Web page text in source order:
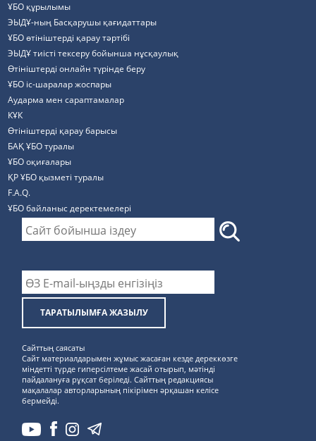
ҰБО құрылымы
ЭЫДҰ-ның Басқарушы қағидаттары
ҰБО өтініштерді қарау тәртібі
ЭЫДҰ тиісті тексеру бойынша нұсқаулық
Өтініштерді онлайн түрінде беру
ҰБО іс-шаралар жоспары
Аударма мен сараптамалар
КҰК
Өтініштерді қарау барысы
БАҚ ҰБО туралы
ҰБО оқиғалары
ҚР ҰБО қызметі туралы
F.A.Q.
ҰБО байланыс деректемелерi
ТАРАТЫЛЫМҒА ЖАЗЫЛУ
Сайттың саясаты
Сайт материалдарымен жұмыс жасаған кезде дереккөзге
міндетті түрде гиперсілтеме жасай отырып, мәтінді
пайдалануға рұқсат беріледі. Сайттың редакциясы
мақалалар авторларының пікірімен әрқашан келісе
бермейді.